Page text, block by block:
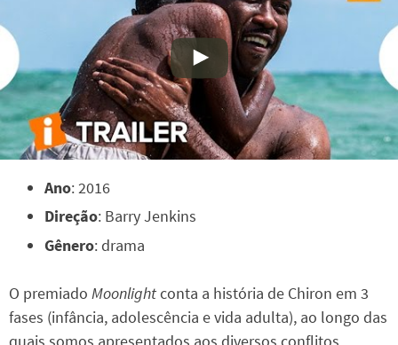
Ano: 2016
Direção: Barry Jenkins
Gênero: drama
O premiado Moonlightconta a história de Chiron em 3
fases (infância, adolescência e vida adulta), ao longo das
quais somos apresentados aos diversos conflitos